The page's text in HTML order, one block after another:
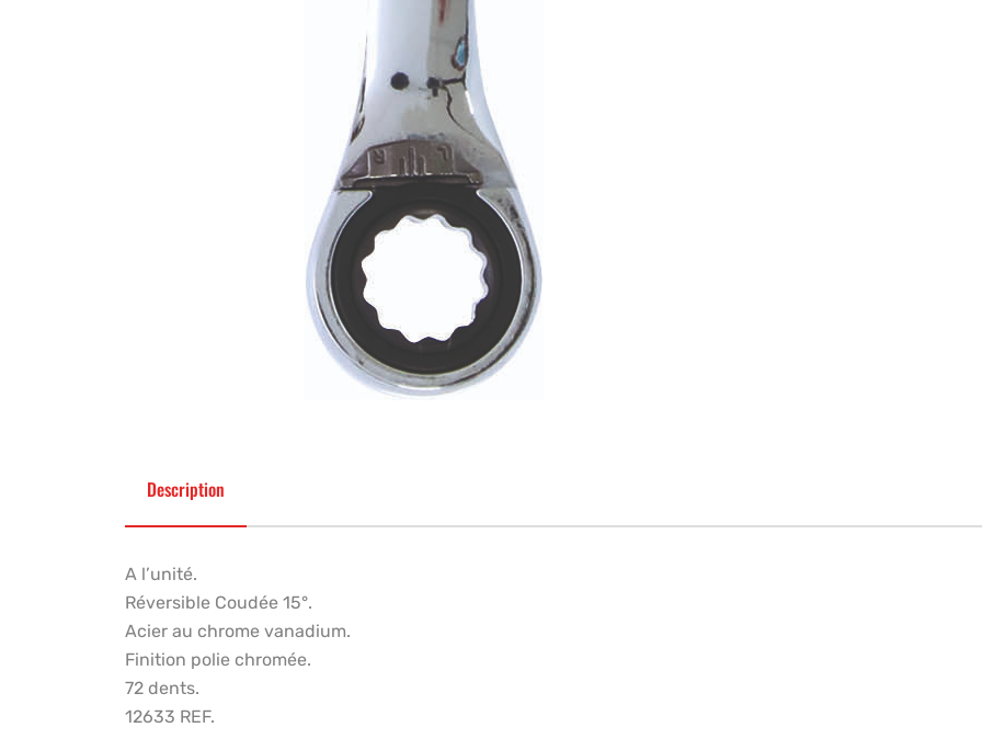
Description
A l’unité.
Réversible Coudée 15°.
Acier au chrome vanadium.
Finition polie chromée.
72 dents.
12633 REF.